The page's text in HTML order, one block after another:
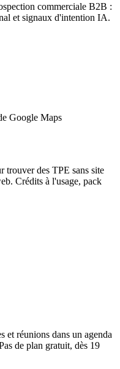
commerciale B2B :
et signaux d'intention IA.
Google Maps
trouver des TPE sans site
Crédits à l'usage, pack
et réunions dans un agenda
de plan gratuit, dès 19